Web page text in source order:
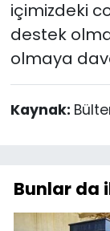
içimizdeki
destek
olmaya
Kaynak:
Bunlar da